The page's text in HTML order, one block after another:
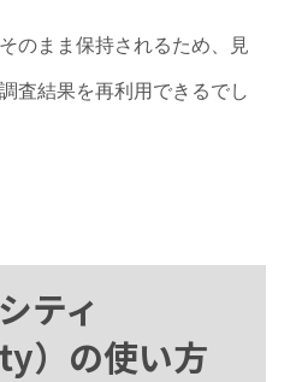
のまま保持されるため、見
査結果を再利用できるでし
ティ
）の使い方